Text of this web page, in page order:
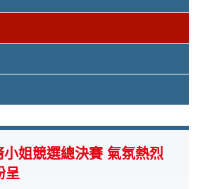
姐競選總決賽 氣氛熱烈
呈